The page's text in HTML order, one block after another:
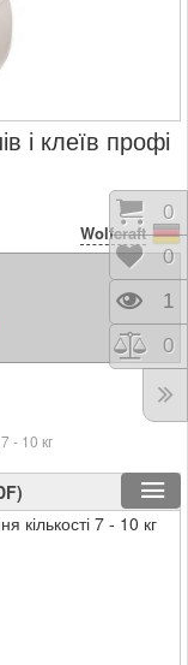
і клеїв профі
Wolfcraft
- 10 кг
7 - 10 кг
0
0
1
0